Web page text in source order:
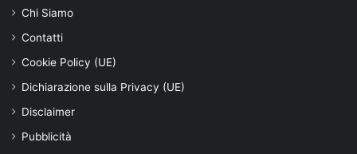
Chi Siamo
Contatti
Cookie Policy (UE)
Dichiarazione sulla Privacy (UE)
Disclaimer
Pubblicità